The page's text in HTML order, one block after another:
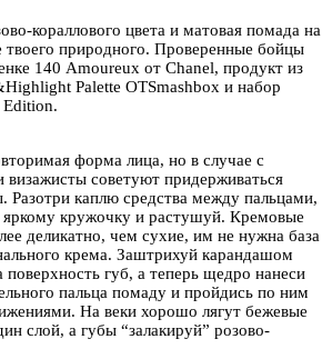
кораллового цвета и матовая помада на
твоего природного. Проверенные бойцы
140 Amoureux от Chanel, продукт из
Palette OTSmashbox и набор
форма лица, но в случае с
советуют придерживаться
Разотри каплю средства между пальцами,
яркому кружочку и растушуй. Кремовые
деликатно, чем сухие, им не нужна база
крема. Заштрихуй карандашом
поверхность губ, а теперь щедро нанеси
пальца помаду и пройдись по ним
На веки хорошо лягут бежевые
слой, а губы “залакируй” розово-